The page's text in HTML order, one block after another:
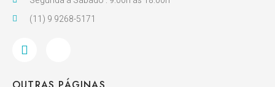
(11) 9 9268-5171